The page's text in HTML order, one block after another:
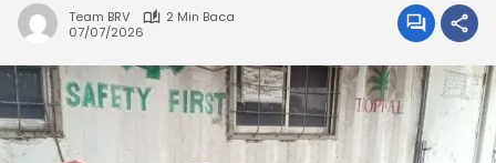
Team BRV
2 Min Baca
07/07/2026